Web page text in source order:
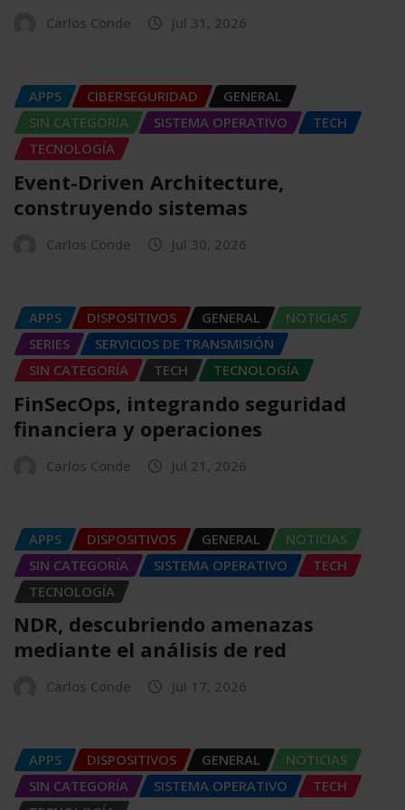
Carlos Conde Jul 31, 2026
APPS CIBERSEGURIDAD
GENERAL
SIN CATEGORÍA
SISTEMA OPERATIVO
TECH
TECNOLOGÍA
Event-Driven Architecture,
construyendo sistemas
Carlos Conde Jul 30, 2026
APPS DISPOSITIVOS GENERAL
NOTICIAS
SERIES
SERVICIOS DE TRANSMISIÓN
SIN CATEGORÍA
TECH TECNOLOGÍA
FinSecOps, integrando seguridad
financiera y operaciones
Carlos Conde Jul 21, 2026
APPS DISPOSITIVOS GENERAL
NOTICIAS
SIN CATEGORÍA
SISTEMA OPERATIVO
TECH
TECNOLOGÍA
NDR, descubriendo amenazas
mediante el análisis de red
Carlos Conde Jul 17, 2026
APPS DISPOSITIVOS GENERAL
NOTICIAS
SIN CATEGORÍA
SISTEMA OPERATIVO
TECH